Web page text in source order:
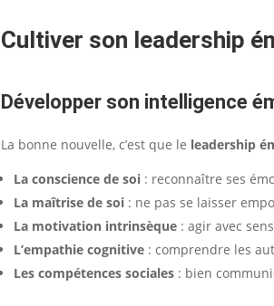
Cultiver son leadership
Développer son intelligence
La bonne nouvelle, c’est que le leadership
La conscience de soi : reconnaître ses
La maîtrise de soi : ne pas se laisser
La motivation intrinsèque : agir avec sens
L’empathie cognitive : comprendre les
Les compétences sociales : bien